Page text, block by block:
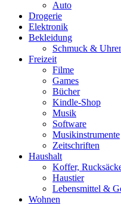
Auto
Drogerie
Elektronik
Bekleidung
Schmuck &
Freizeit
Filme
Games
Bücher
Kindle-Shop
Musik
Software
Musikinstrumente
Zeitschriften
Haushalt
Koffer,
Haustier
Lebensmittel &
Wohnen